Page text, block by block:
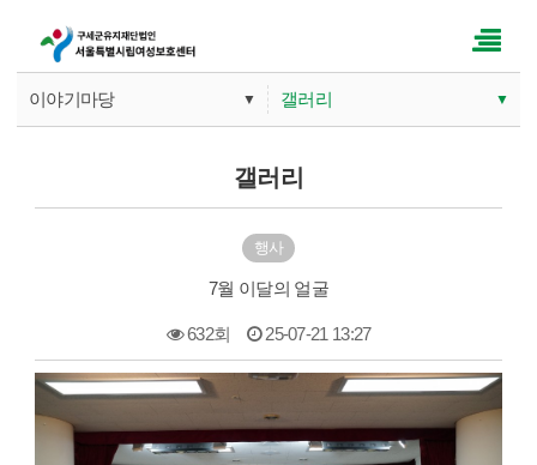
이야기마당 ▼
사업안내
갤러리 ▼
갤러리
문의게시판
갤러리
행사
7월 이달의 얼굴
632회 25-07-21 13:27
본문